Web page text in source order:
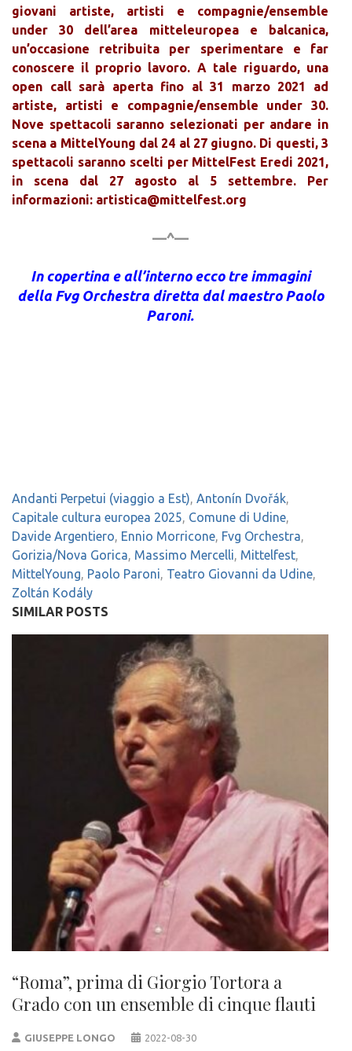
giovani artiste, artisti e compagnie/ensemble
under 30 dell’area mitteleuropea e balcanica,
un’occasione retribuita per sperimentare e far
conoscere il proprio lavoro. A tale riguardo, una
open call sarà aperta fino al 31 marzo 2021 ad
artiste, artisti e compagnie/ensemble under 30.
Nove spettacoli saranno selezionati per andare in
scena a MittelYoung dal 24 al 27 giugno. Di questi, 3
spettacoli saranno scelti per MittelFest Eredi 2021,
in scena dal 27 agosto al 5 settembre. Per
informazioni: artistica@mittelfest.org
—^—
In copertina e all’interno ecco tre immagini
della Fvg Orchestra diretta dal maestro Paolo
Paroni.
Andanti Perpetui (viaggio a Est) Antonín Dvořák
Capitale cultura europea 2025 Comune di Udine
Davide Argentiero Ennio Morricone Fvg Orchestra
Gorizia/Nova Gorica Massimo Mercelli Mittelfest
MittelYoung Paolo Paroni Teatro Giovanni da Udine
Zoltán Kodály
SIMILAR POSTS
“Roma”, prima di Giorgio Tortora a
Grado con un ensemble di cinque flauti
GIUSEPPE LONGO 2022-08-30